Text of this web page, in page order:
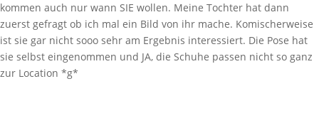
kommen auch nur wann SIE wollen. Meine Tochter hat dann
zuerst gefragt ob ich mal ein Bild von ihr mache. Komischerweise
ist sie gar nicht sooo sehr am Ergebnis interessiert. Die Pose hat
sie selbst eingenommen und JA, die Schuhe passen nicht so ganz
zur Location *g*